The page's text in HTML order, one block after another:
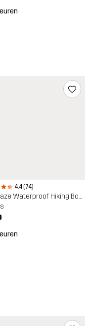
4.4 (74)
Trailblaze Waterproof Hiking Boots